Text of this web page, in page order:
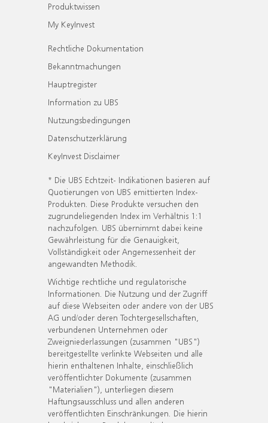
Produktwissen
My KeyInvest
Rechtliche Dokumentation
Bekanntmachungen
Hauptregister
Information zu UBS
Nutzungsbedingungen
Datenschutzerklärung
KeyInvest Disclaimer
* Die UBS Echtzeit- Indikationen basieren auf
Quotierungen von UBS emittierten Index-
Produkten. Diese Produkte versuchen den
zugrundeliegenden Index im Verhältnis 1:1
nachzufolgen. UBS übernimmt dabei keine
Gewährleistung für die Genauigkeit,
Vollständigkeit oder Angemessenheit der
angewandten Methodik.
Wichtige rechtliche und regulatorische
Informationen. Die Nutzung und der Zugriff
auf diese Webseiten oder andere von der UBS
AG und/oder deren Tochtergesellschaften,
verbundenen Unternehmen oder
Zweigniederlassungen (zusammen "UBS")
bereitgestellte verlinkte Webseiten und alle
hierin enthaltenen Inhalte, einschließlich
veröffentlichter Dokumente (zusammen
"Materialien"), unterliegen diesem
Haftungsausschluss und allen anderen
veröffentlichten Einschränkungen. Die hierin